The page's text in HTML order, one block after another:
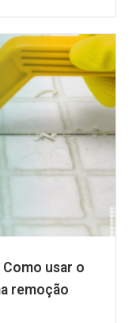
usar o
remoção